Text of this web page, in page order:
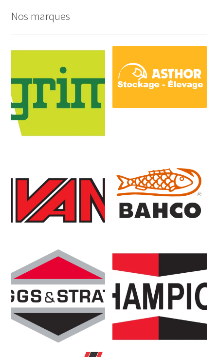
Nos marques